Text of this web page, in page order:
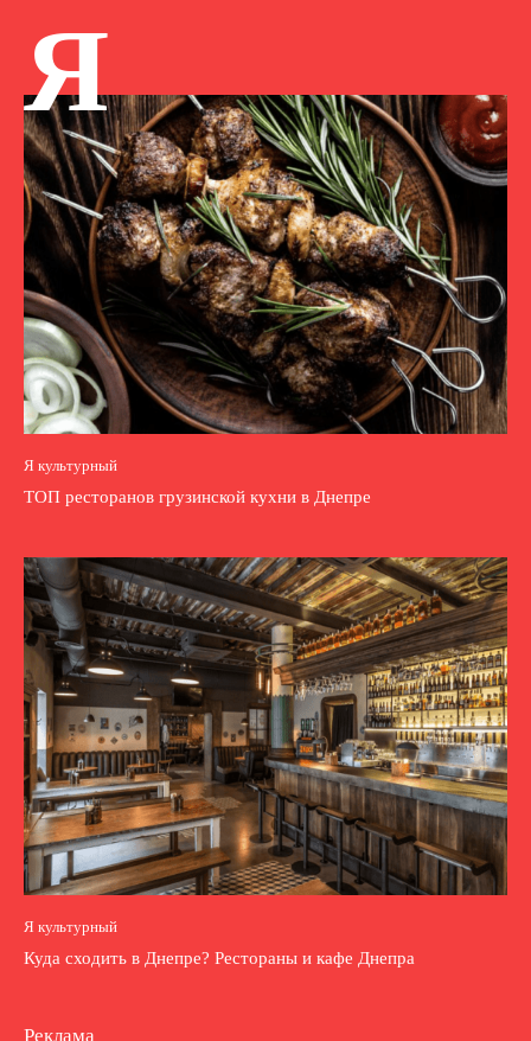
Я
Я культурный
ТОП ресторанов грузинской кухни в Днепре
Я культурный
Куда сходить в Днепре? Рестораны и кафе Днепра
Реклама